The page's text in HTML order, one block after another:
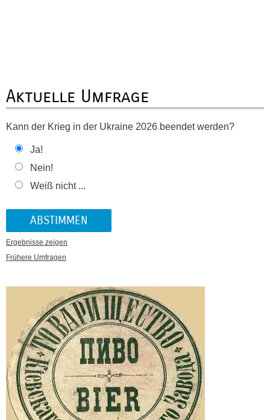
Aktuelle Umfrage
Kann der Krieg in der Ukraine 2026 beendet werden?
Ja!
Nein!
Weiß nicht ...
Ergebnisse zeigen
Frühere Umfragen